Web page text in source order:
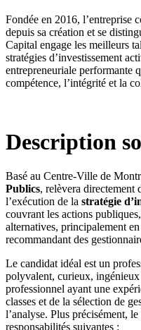
Fondée en 2016, l’entreprise
depuis sa création et se
Capital engage les meilleurs
stratégies d’investissement
entrepreneuriale performante
compétence, l’intégrité et la
Description
Basé au Centre-Ville de
Publics, relèvera directement
l’exécution de la stratégie
couvrant les actions
alternatives, principalement
recommandant des
Le candidat idéal est un
polyvalent, curieux,
professionnel ayant une
classes et de la sélection de
l’analyse. Plus précisément,
responsabilités suivantes :